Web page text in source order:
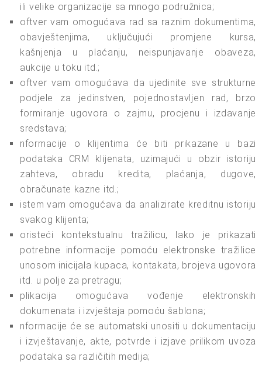
ili velike organizacije sa mnogo podružnica;
oftver vam omogućava rad sa raznim dokumentima,
obavještenjima, uključujući promjene kursa,
kašnjenja u plaćanju, neispunjavanje obaveza,
aukcije u toku itd.;
oftver vam omogućava da ujedinite sve strukturne
podjele za jedinstven, pojednostavljen rad, brzo
formiranje ugovora o zajmu, procjenu i izdavanje
sredstava;
nformacije o klijentima će biti prikazane u bazi
podataka CRM klijenata, uzimajući u obzir istoriju
zahteva, obradu kredita, plaćanja, dugove,
obračunate kazne itd.;
istem vam omogućava da analizirate kreditnu istoriju
svakog klijenta;
oristeći kontekstualnu tražilicu, lako je prikazati
potrebne informacije pomoću elektronske tražilice
unosom inicijala kupaca, kontakata, brojeva ugovora
itd. u polje za pretragu;
plikacija omogućava vođenje elektronskih
dokumenata i izvještaja pomoću šablona;
nformacije će se automatski unositi u dokumentaciju
i izvještavanje, akte, potvrde i izjave prilikom uvoza
podataka sa različitih medija;